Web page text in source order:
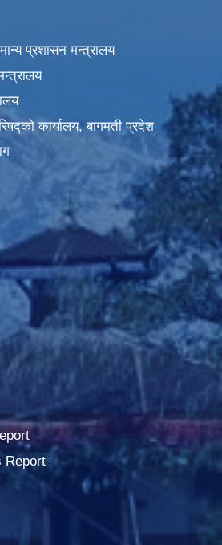
प्रशासन मन्त्रालय
कार्यालय, बागमती प्रदेश
Report